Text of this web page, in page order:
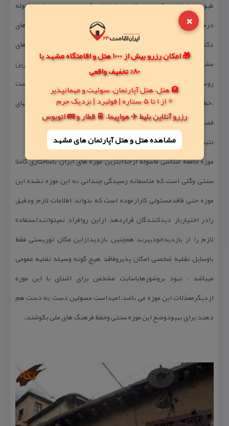
×
🎁 امکان رزرو بیش از 1000 هتل و اقامتگاه مشهد با
80% تخفیف واقعی
🏨 هتل، هتل آپارتمان، سوئیت و مهمانپذیر
⭐ از 1 تا 5 ستاره | فولبرد | نزدیک حرم
رزرو آنلاین بلیط ✈️ هواپیما، 🚆 قطار و 🚌 اتوبوس
مشاهده هتل و هتل‌ آپارتمان های مشهد
طبق تحقیقات دكترسیدهاشمی طباطبای كه مدیریت پروژه ماسوله
درمركزتحقیقات وزارت مسكن برعهده دارندوطبق صحبت های
دكترشفیعی مدیرپایگاه میراث فرهنگی وگردشگریدرماسوله نقطه نظرهای
مشتركی راباطباطبای داردكه ماسوله درمسیرویرانیست ومشهورترین
روستا،وتنهاموزه شخصی ایران دردام زمین لغزه ودرخطرویرانی است
.خطراصلی متوجه لغزش زمین ووقوع جریانهای اواری درهنگام بارشهای
فصلی میباشد كه ویرانی روستا درنتیجه به ویرانی موزه هم می انجامد.
نتیجه گیری:
موزه جامعه شناسی ماسوله ازجذابترین موزه های ایران باساختاری كاملا
سنتی وگلی است كه متاسفانه رسیدگی چندانی به این موزه نشده این
موزه حتی فاقدمسئولی كارازموده است كه بتواند اطلاعات لازم ودقیق
رادر اختیارباز دیدكنندگان قراردهد ازاین روافراد نمیتواننداستفاده
لازم را از بازدیدخودببرند همچنین بازدیدازاین مكان توریستی فقط
باوسایل نقلیه شخصی امكان پذیروفاقد هیچ گونه وسیله نقلیه عمومی
میباشد . نبود بروشورهایاسایت مشخص برای اشنای با این موزه
ازدیگرمعذلات این موزه می باشد.امیداست مسولین دست به دست هم
دهند برای بهبودوضع این موزه سنتی وحفظ فرهنگ های ملی بكوشند.